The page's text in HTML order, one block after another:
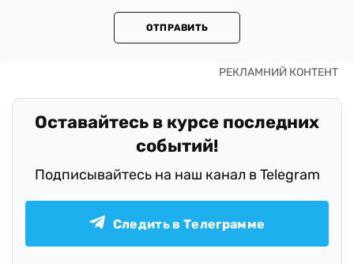
ОТПРАВИТЬ
Оставайтесь в курсе последних
событий!
Подписывайтесь на наш канал в Telegram
Следить в Телеграмме